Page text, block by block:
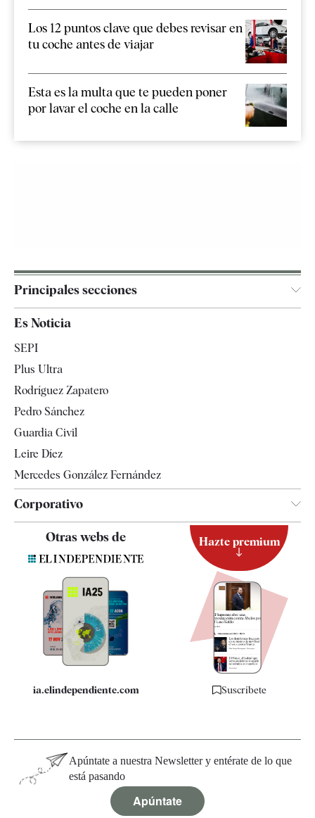
Los 12 puntos clave que debes revisar en
tu coche antes de viajar
Esta es la multa que te pueden poner
por lavar el coche en la calle
Principales secciones
España
Televisión
Es Noticia
SEPI
Plus Ultra
Rodríguez Zapatero
Pedro Sánchez
Guardia Civil
Leire Díez
Mercedes González Fernández
Corporativo
Contacto
Quiénes somos
Especificaciones
Otras webs de
ia.elindependiente.com
Hazte premium
Suscríbete
Apúntate a nuestra Newsletter y entérate de lo que
está pasando
Apúntate